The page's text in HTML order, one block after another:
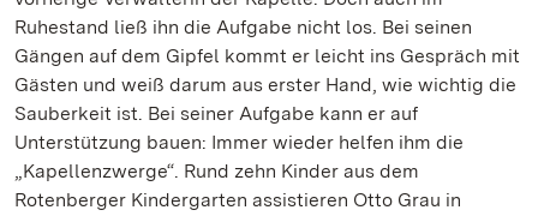
Ruhestand ließ ihn die Aufgabe nicht los. Bei seinen
Gängen auf dem Gipfel kommt er leicht ins Gespräch mit
Gästen und weiß darum aus erster Hand, wie wichtig die
Sauberkeit ist. Bei seiner Aufgabe kann er auf
Unterstützung bauen: Immer wieder helfen ihm die
„Kapellenzwerge“. Rund zehn Kinder aus dem
Rotenberger Kindergarten assistieren Otto Grau in